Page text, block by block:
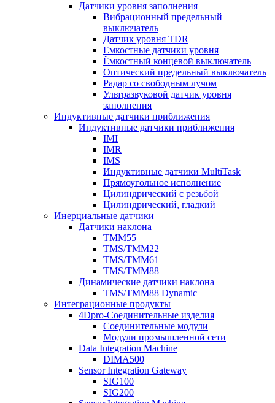
Датчики уровня заполнения
Вибрационный предельный
выключатель
Датчик уровня TDR
Емкостные датчики уровня
Ёмкостный концевой выключатель
Оптический предельный выключатель
Радар со свободным лучом
Ультразвуковой датчик уровня
заполнения
Индуктивные датчики приближения
Индуктивные датчики приближения
IMI
IMR
IMS
Индуктивные датчики MultiTask
Прямоугольное исполнение
Цилиндрический с резьбой
Цилиндрический, гладкий
Инерциальные датчики
Датчики наклона
TMM55
TMS/TMM22
TMS/TMM61
TMS/TMM88
Динамические датчики наклона
TMS/TMM88 Dynamic
Интеграционные продукты
4Dpro-Соединительные изделия
Соединительные модули
Модули промышленной сети
Data Integration Machine
DIMA500
Sensor Integration Gateway
SIG100
SIG200